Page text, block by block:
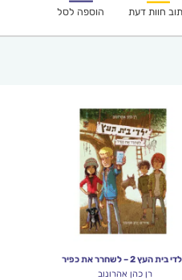
חוות דעת
הוספה לסל
בית העץ 2 – לשחרר את כפיר
רן כהן אהרונוב